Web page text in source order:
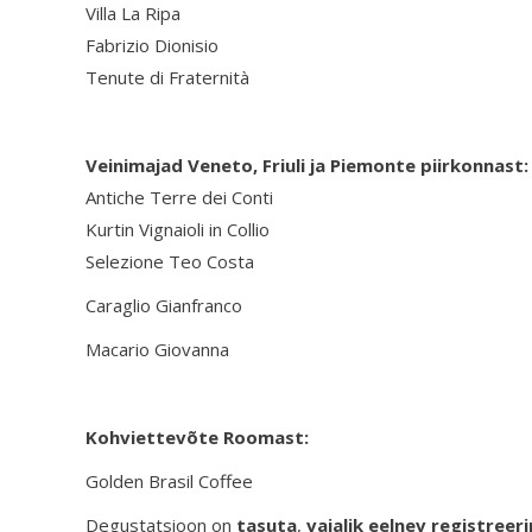
Villa La Ripa
Fabrizio Dionisio
Tenute di Fraternità
Veinimajad Veneto, Friuli ja Piemonte piirkonnast:
Antiche Terre dei Conti
Kurtin Vignaioli in Collio
Selezione Teo Costa
Caraglio Gianfranco
Macario Giovanna
Kohviettevõte Roomast:
Golden Brasil Coffee
Degustatsioon on tasuta, vajalik eelnev